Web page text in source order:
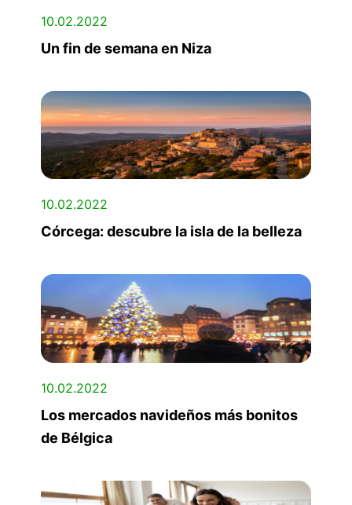
10.02.2022
Un fin de semana en Niza
10.02.2022
Córcega: descubre la isla de la belleza
10.02.2022
Los mercados navideños más bonitos
de Bélgica